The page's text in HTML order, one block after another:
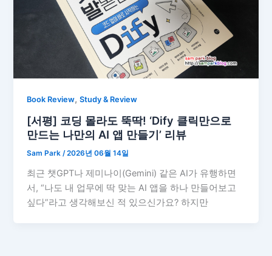
Book Review,Study & Review
[서평] 코딩 몰라도 뚝딱! ‘Dify 클릭만으로
만드는 나만의 AI 앱 만들기’ 리뷰
Sam Park/2026년 06월 14일
최근 챗GPT나 제미나이(Gemini) 같은 AI가 유행하면
서, “나도 내 업무에 딱 맞는 AI 앱을 하나 만들어보고
싶다”라고 생각해보신 적 있으신가요? 하지만